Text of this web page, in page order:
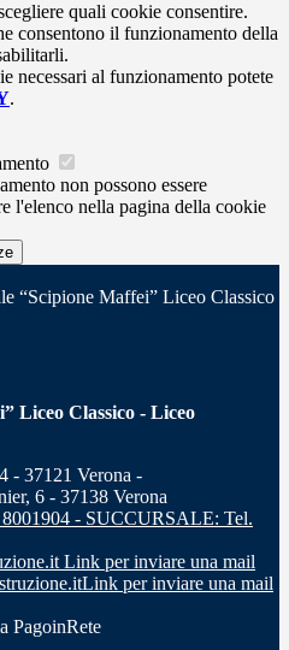
quali cookie consentire.
consentono il funzionamento della
necessari al funzionamento potete
.
non possono essere
l'elenco nella pagina della cookie
“Scipione Maffei” Liceo Classico
Liceo Classico - Liceo
- 37121 Verona -
6 - 37138 Verona
- SUCCURSALE: Tel.
Link per inviare una mail
Link per inviare una mail
PagoinRete